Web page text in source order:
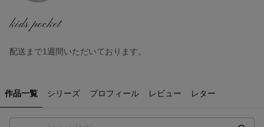
kids pocket
配送まで1週間いただいております。
作品一覧 シリーズ プロフィール レビュー レター